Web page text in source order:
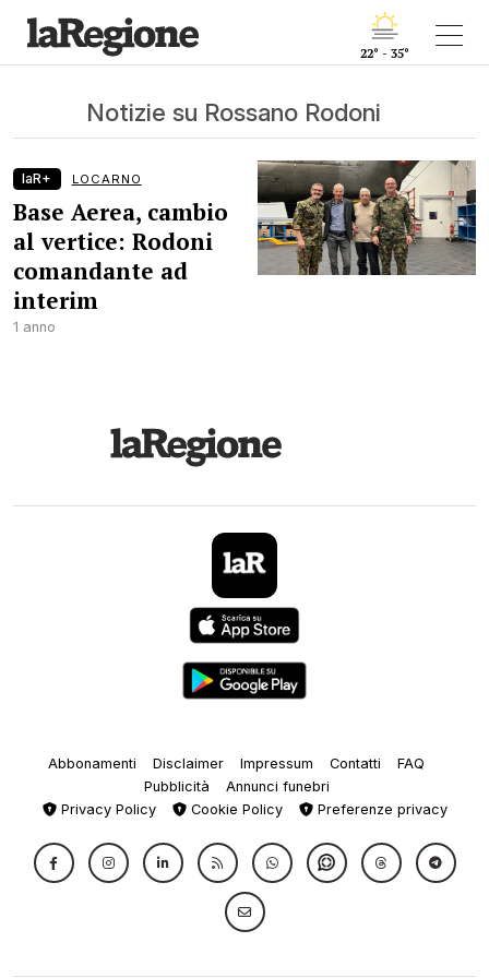
22° - 35°
Notizie su Rossano Rodoni
laR+ LOCARNO
Base Aerea, cambio
al vertice: Rodoni
comandante ad
interim
1 anno
Abbonamenti Disclaimer Impressum Contatti
FAQ
Pubblicità
Annunci funebri
Privacy Policy
Cookie Policy Preferenze privacy